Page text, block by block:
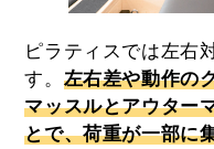
ピラティスでは左右
す。 左右差や動作の
マッスルとアウター
とで、荷重が一部に